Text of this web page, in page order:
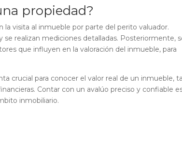
propiedad?
la visita al inmueble por parte del perito valuador.
se realizan mediciones detalladas. Posteriormente,
que influyen en la valoración del inmueble, para
crucial para conocer el valor real de un inmueble,
Contar con un avalúo preciso y confiable
inmobiliario.